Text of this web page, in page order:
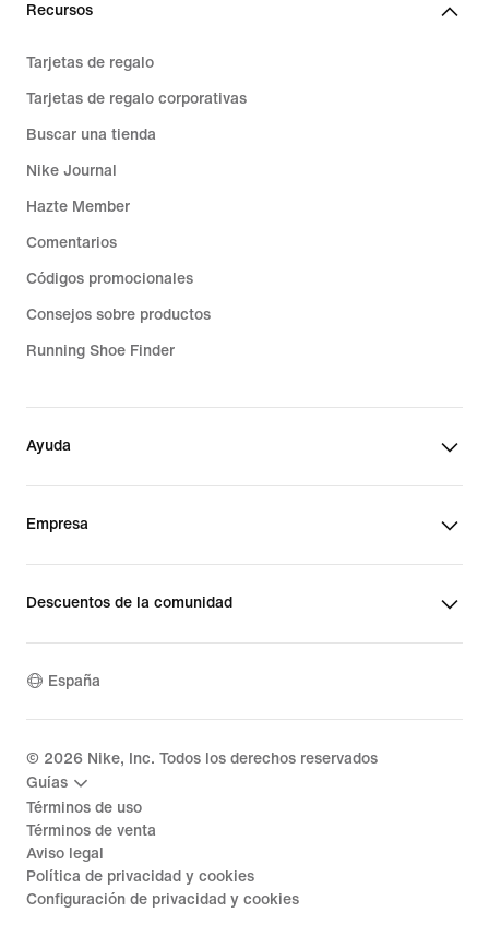
Recursos
Tarjetas de regalo
Tarjetas de regalo corporativas
Buscar una tienda
Nike Journal
Hazte Member
Comentarios
Códigos promocionales
Consejos sobre productos
Running Shoe Finder
Ayuda
Empresa
Descuentos de la comunidad
España
© 2026 Nike, Inc. Todos los derechos reservados
Guías
Términos de uso
Términos de venta
Aviso legal
Política de privacidad y cookies
Configuración de privacidad y cookies